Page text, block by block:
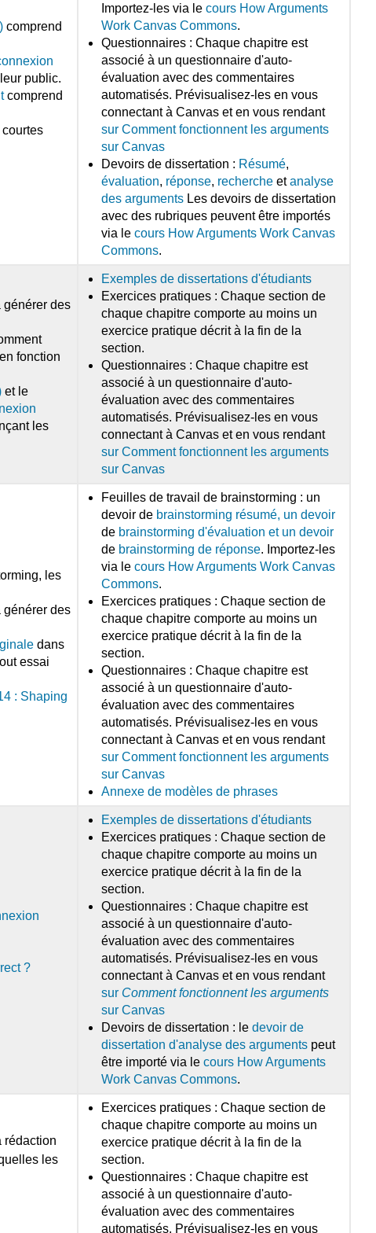
comprend
public.
comprend
Importez-les via le cours How Arguments
Work Canvas Commons.
Questionnaires : Chaque chapitre est
associé à un questionnaire d'auto-
évaluation avec des commentaires
automatisés. Prévisualisez-les en vous
connectant à Canvas et en vous rendant
sur Comment fonctionnent les arguments
sur Canvas
Devoirs de dissertation : Résumé,
évaluation, réponse, rechercheetanalyse
des argumentsLes devoirs de dissertation
avec des rubriques peuvent être importés
via le cours How Arguments Work Canvas
Commons.
des
fonction
et le
les
Exemples de dissertations d'étudiants
Exercices pratiques : Chaque section de
chaque chapitre comporte au moins un
exercice pratique décrit à la fin de la
section.
Questionnaires : Chaque chapitre est
associé à un questionnaire d'auto-
évaluation avec des commentaires
automatisés. Prévisualisez-les en vous
connectant à Canvas et en vous rendant
sur Comment fonctionnent les arguments
sur Canvas
les
des
dans
essai
: Shaping
Feuilles de travail de brainstorming : un
devoir de brainstorming résumé, un devoir
de brainstorming d'évaluation et un devoir
de brainstorming de réponse. Importez-les
via le cours How Arguments Work Canvas
Commons.
Exercices pratiques : Chaque section de
chaque chapitre comporte au moins un
exercice pratique décrit à la fin de la
section.
Questionnaires : Chaque chapitre est
associé à un questionnaire d'auto-
évaluation avec des commentaires
automatisés. Prévisualisez-les en vous
connectant à Canvas et en vous rendant
sur Comment fonctionnent les arguments
sur Canvas
Annexe de modèles de phrases
?
Exemples de dissertations d'étudiants
Exercices pratiques : Chaque section de
chaque chapitre comporte au moins un
exercice pratique décrit à la fin de la
section.
Questionnaires : Chaque chapitre est
associé à un questionnaire d'auto-
évaluation avec des commentaires
automatisés. Prévisualisez-les en vous
connectant à Canvas et en vous rendant
sur Comment fonctionnent les arguments
sur Canvas
Devoirs de dissertation : le devoir de
dissertation d'analyse des argumentspeut
être importé via le cours How Arguments
Work Canvas Commons.
rédaction
les
Exercices pratiques : Chaque section de
chaque chapitre comporte au moins un
exercice pratique décrit à la fin de la
section.
Questionnaires : Chaque chapitre est
associé à un questionnaire d'auto-
évaluation avec des commentaires
automatisés. Prévisualisez-les en vous